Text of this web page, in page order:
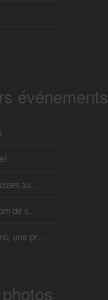
événements
au...
de s...
une pr...